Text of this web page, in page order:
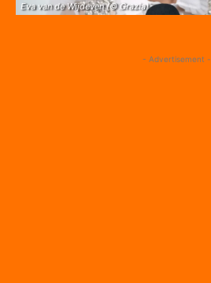
Eva van de Wijdeven (© Grazia)
- Advertisement -